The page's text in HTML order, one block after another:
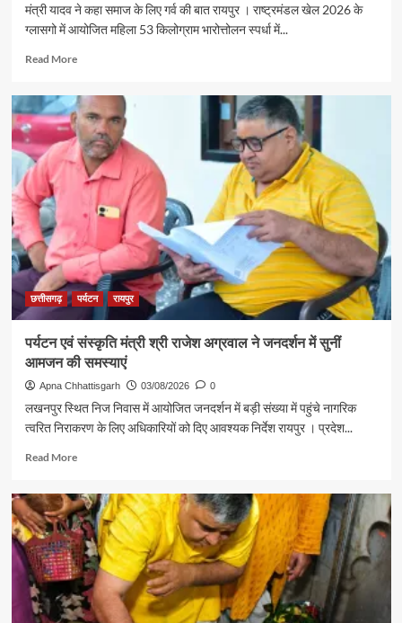
से
रामलला
के
दर्शन
के
लिए
रवाना
मंत्री यादव ने कहा समाज के लिए गर्व की बात रायपुर । राष्ट्रमंडल खेल 2026 के
ग्लासगो में आयोजित महिला 53 किलोग्राम भारोत्तोलन स्पर्धा में...
Read MoreRead
रजत
पदक
विजेता
ज्ञानेश्वरी
यादव
मंत्री
गजेंद्र
यादव
ने
की
छत्तीसगढ़ पर्यटन रायपुर
पर्यटन एवं संस्कृति मंत्री श्री राजेश अग्रवाल ने जनदर्शन में सुनीं
आमजन की समस्याएं
Apna Chhattisgarh 03/08/2026 0
लखनपुर स्थित निज निवास में आयोजित जनदर्शन में बड़ी संख्या में पहुंचे नागरिक
त्वरित निराकरण के लिए अधिकारियों को दिए आवश्यक निर्देश रायपुर । प्रदेश...
Read MoreRead
पर्यटन
एवं
संस्कृति
मंत्री
श्री
राजेश
अग्रवाल